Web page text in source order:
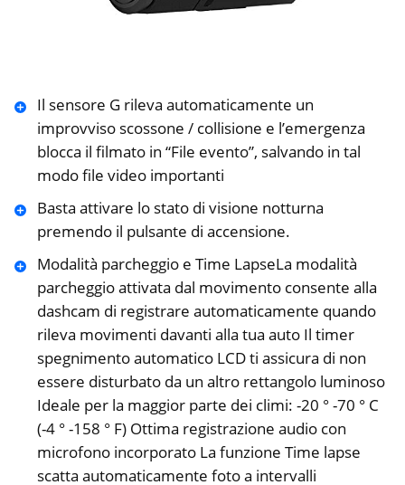
Il sensore G rileva automaticamente un
improvviso scossone / collisione e l’emergenza
blocca il filmato in “File evento”, salvando in tal
modo file video importanti
Basta attivare lo stato di visione notturna
premendo il pulsante di accensione.
Modalità parcheggio e Time LapseLa modalità
parcheggio attivata dal movimento consente alla
dashcam di registrare automaticamente quando
rileva movimenti davanti alla tua auto Il timer
spegnimento automatico LCD ti assicura di non
essere disturbato da un altro rettangolo luminoso
Ideale per la maggior parte dei climi: -20 ° -70 ° C
(-4 ° -158 ° F) Ottima registrazione audio con
microfono incorporato La funzione Time lapse
scatta automaticamente foto a intervalli